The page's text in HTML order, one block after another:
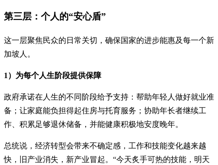
第三层：个人的“安心盾”
这一层聚焦民众的日常关切，确保国家的进步能惠及每一个新
加坡人。
1）为每个人生阶段提供保障
政府承诺在人生的不同阶段给予支持：帮助年轻人做好就业准
备；让家庭能负担得起住房与托育服务；协助年长者继续工
作、积累足够退休储备，并能健康积极地安度晚年。
总统说，经济转型会带来不确定感，工作和技能变化越来越
快，旧产业消失，新产业冒起。“今天炙手可热的技能，明天